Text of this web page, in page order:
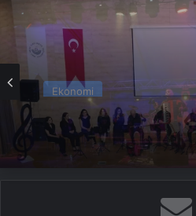
Ekonomi
Mengen’de Anneler